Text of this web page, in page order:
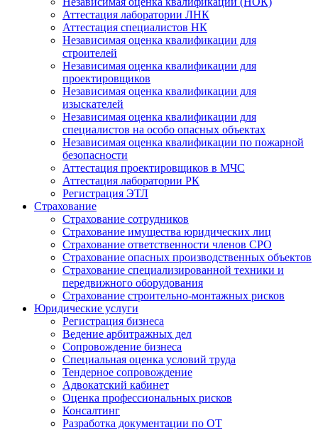
Аттестация лаборатории ЛНК
Аттестация специалистов НК
Независимая оценка квалификации для
строителей
Независимая оценка квалификации для
проектировщиков
Независимая оценка квалификации для
изыскателей
Независимая оценка квалификации для
специалистов на особо опасных объектах
Независимая оценка квалификации по пожарной
безопасности
Аттестация проектировщиков в МЧС
Аттестация лаборатории РК
Регистрация ЭТЛ
Страхование
Страхование сотрудников
Страхование имущества юридических лиц
Страхование ответственности членов СРО
Страхование опасных производственных объектов
Страхование специализированной техники и
передвижного оборудования
Страхование строительно-монтажных рисков
Юридические услуги
Регистрация бизнеса
Ведение арбитражных дел
Сопровождение бизнеса
Специальная оценка условий труда
Тендерное сопровождение
Адвокатский кабинет
Оценка профессиональных рисков
Консалтинг
Разработка документации по ОТ